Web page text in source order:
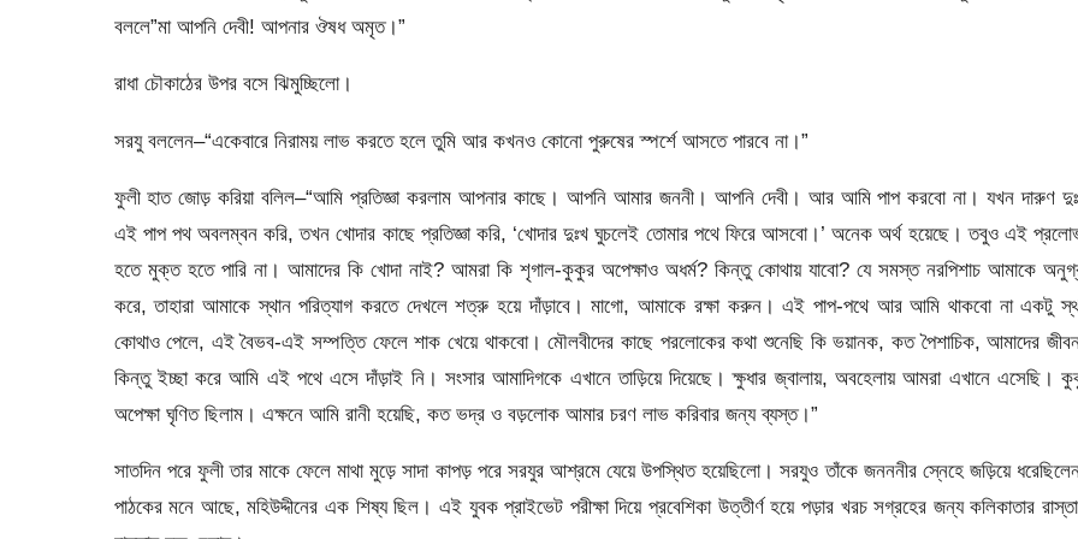
বললে”মা আপনি দেবী! আপনার ঔষধ অমৃত।”
রাধা চৌকাঠের উপর বসে ঝিমুচ্ছিলো।
সরযু বললেন–“একেবারে নিরাময় লাভ করতে হলে তুমি আর কখনও কোনো পুরুষের স্পর্শে আসতে পারবে না।”
ফুলী হাত জোড় করিয়া বলিল–“আমি প্রতিজ্ঞা করলাম আপনার কাছে। আপনি আমার জননী। আপনি দেবী। আর আমি পাপ করবো না। যখন দারুণ
এই পাপ পথ অবলম্বন করি, তখন খোদার কাছে প্রতিজ্ঞা করি, ‘খোদার দুঃখ ঘুচলেই তোমার পথে ফিরে আসবো।’ অনেক অর্থ হয়েছে। তবুও এই
হতে মুক্ত হতে পারি না। আমাদের কি খোদা নাই? আমরা কি শৃগাল-কুকুর অপেক্ষাও অধর্ম? কিন্তু কোথায় যাবো? যে সমস্ত নরপিশাচ আমাকে
করে, তাহারা আমাকে স্থান পরিত্যাগ করতে দেখলে শত্রু হয়ে দাঁড়াবে। মাগো, আমাকে রক্ষা করুন। এই পাপ-পথে আর আমি থাকবো না একটু
কোথাও পেলে, এই বৈভব-এই সম্পত্তি ফেলে শাক খেয়ে থাকবো। মৌলবীদের কাছে পরলোকের কথা শুনেছি কি ভয়ানক, কত পৈশাচিক, আমাদের
কিন্তু ইচ্ছা করে আমি এই পথে এসে দাঁড়াই নি। সংসার আমাদিগকে এখানে তাড়িয়ে দিয়েছে। ক্ষুধার জ্বালায়, অবহেলায় আমরা এখানে এসেছি।
অপেক্ষা ঘৃণিত ছিলাম। এক্ষনে আমি রানী হয়েছি, কত ভদ্র ও বড়লোক আমার চরণ লাভ করিবার জন্য ব্যস্ত।”
সাতদিন পরে ফুলী তার মাকে ফেলে মাথা মুড়ে সাদা কাপড় পরে সরযুর আশ্রমে যেয়ে উপস্থিত হয়েছিলো। সরযুও তাঁকে জনননীর স্নেহে জড়িয়ে
পাঠকের মনে আছে, মহিউদ্দীনের এক শিষ্য ছিল। এই যুবক প্রাইভেট পরীক্ষা দিয়ে প্রবেশিকা উত্তীর্ণ হয়ে পড়ার খরচ সগ্রহের জন্য কলিকাতার